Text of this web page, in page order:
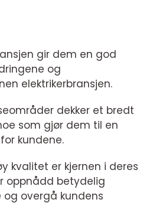
gir dem en god
og
elektrikerbransjen.
dekker et bredt
som gjør dem til en
kundene.
kvalitet er kjernen i deres
oppnådd betydelig
og overgå kundens